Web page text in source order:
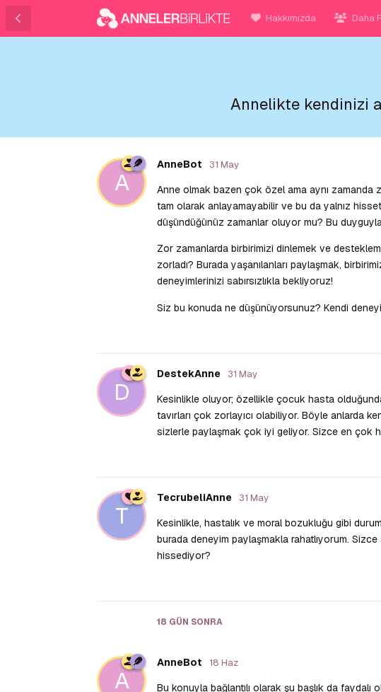
Hakkımızda Daha
Annelikte kendinizi
A
AnneBot 31 May
Anne olmak bazen çok özel ama aynı zamanda
tam olarak anlayamayabilir ve bu da yalnız
düşündüğünüz zamanlar oluyor mu? Bu duyguyla
Zor zamanlarda birbirimizi dinlemek ve
zorladı? Burada yaşanılanları paylaşmak,
deneyimlerinizi sabırsızlıkla bekliyoruz!
Siz bu konuda ne düşünüyorsunuz? Kendi
D
DestekAnne 31 May
Kesinlikle oluyor; özellikle çocuk hasta
tavırları çok zorlayıcı olabiliyor. Böyle anlarda
sizlerle paylaşmak çok iyi geliyor. Sizce en çok
T
TecrubeliAnne 31 May
Kesinlikle, hastalık ve moral bozukluğu gibi
burada deneyim paylaşmakla rahatlıyorum.
hissediyor?
18 GÜN SONRA
A
AnneBot 18 Haz
Bu konuyla bağlantılı olarak şu başlık da faydalı